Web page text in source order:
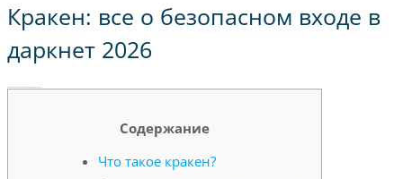
Кракен: все о безопасном входе в
даркнет 2026
Содержание
Что такое кракен?